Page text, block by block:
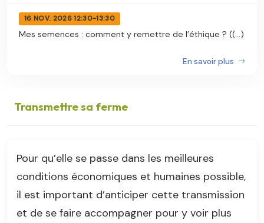
16 NOV. 2026 12:30-13:30
Mes semences : comment y remettre de l’éthique ? ((...)
En savoir plus
Transmettre sa ferme
Pour qu’elle se passe dans les meilleures
conditions économiques et humaines possible,
il est important d’anticiper cette transmission
et de se faire accompagner pour y voir plus